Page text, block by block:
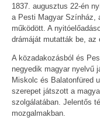
1837. augusztus 22-én
a Pesti Magyar Színház,
működött. A
drámáját mutatták be,
A közadakozásból és
negyedik magyar nyelvű
Miskolc és Balatonfüred
szerepet játszott a
szolgálatában. Jelentős
mozgalmakban.